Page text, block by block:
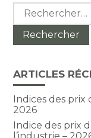
Rechercher :
ARTICLES
Indices des prix
2026
Indice des prix